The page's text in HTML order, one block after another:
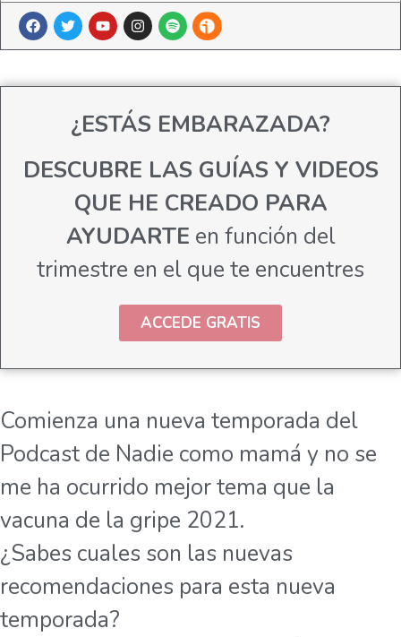
¿ESTÁS EMBARAZADA?
DESCUBRE LAS GUÍAS Y VIDEOS
QUE HE CREADO PARA
AYUDARTE en función del
trimestre en el que te encuentres
ACCEDE GRATIS
Comienza una nueva temporada del
Podcast de Nadie como mamá y no se
me ha ocurrido mejor tema que la
vacuna de la gripe 2021.
¿Sabes cuales son las nuevas
recomendaciones para esta nueva
temporada?